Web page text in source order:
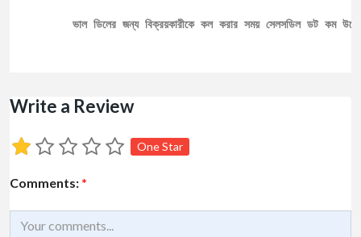
ভাল ডিলের জন্য বিক্রয়কারীকে কল করার সময় সেলসডিল ডট কম
Write a Review
One Star
Comments: *